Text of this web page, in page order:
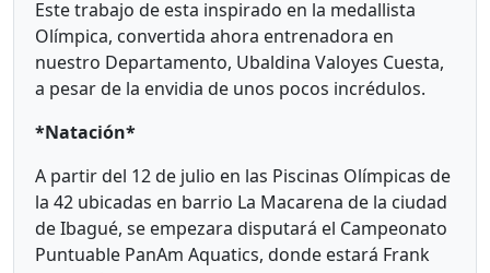
Este trabajo de esta inspirado en la medallista
Olímpica, convertida ahora entrenadora en
nuestro Departamento, Ubaldina Valoyes Cuesta,
a pesar de la envidia de unos pocos incrédulos.
*Natación*
A partir del 12 de julio en las Piscinas Olímpicas de
la 42 ubicadas en barrio La Macarena de la ciudad
de Ibagué, se empezara disputará el Campeonato
Puntuable PanAm Aquatics, donde estará Frank